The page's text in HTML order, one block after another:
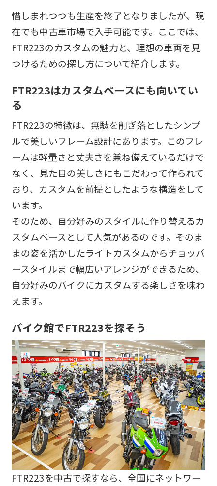
惜しまれつつも生産を終了となりましたが、現
在でも中古車市場で入手可能です。ここでは、
FTR223のカスタムの魅力と、理想の車両を見
つけるための探し方について紹介します。
FTR223はカスタムベースにも向いてい
る
FTR223の特徴は、無駄を削ぎ落としたシンプ
ルで美しいフレーム設計にあります。このフレ
ームは軽量さと丈夫さを兼ね備えているだけで
なく、見た目の美しさにもこだわって作られて
おり、カスタムを前提としたような構造をして
います。
そのため、自分好みのスタイルに作り替えるカ
スタムベースとして人気があるのです。そのま
まの姿を活かしたライトカスタムからチョッパ
ースタイルまで幅広いアレンジができるため、
自分好みのバイクにカスタムする楽しさを味わ
えます。
バイク館でFTR223を探そう
FTR223を中古で探すなら、全国にネットワー